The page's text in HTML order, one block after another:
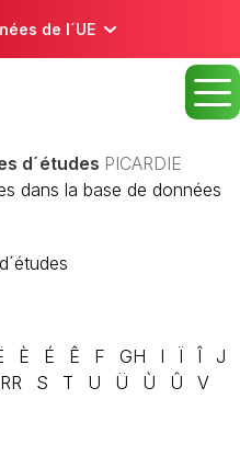
de l´UE
d´études PICARDIE
dans la base de données
È É Ê F GH I Ï Î
J
RR S T U Ü Ù Û
V